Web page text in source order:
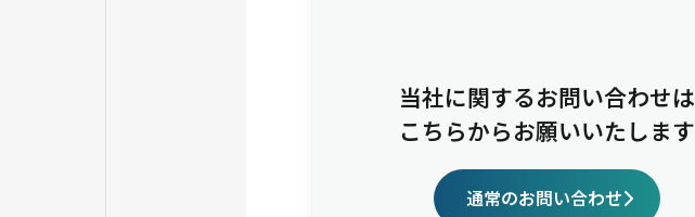
当社に関するお問い合わせは
こちらからお願いいたします
通常のお問い合わせ